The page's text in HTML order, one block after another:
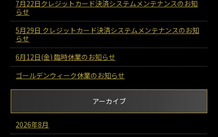
7月22日クレジットカード決済システムメンテナンスのお知
らせ
5月29日 クレジットカード決済システムメンテナンスのお知
らせ
6月12日(金) 臨時休業のお知らせ
ゴールデンウィーク休業のお知らせ
アーカイブ
2026年8月